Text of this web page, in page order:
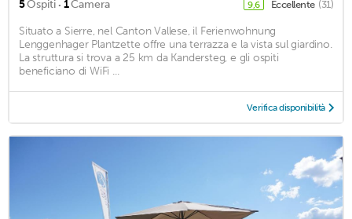
5Ospiti · 1Camera 9,6 Eccellente (31)
Situato a Sierre, nel Canton Vallese, il Ferienwohnung
Lenggenhager Plantzette offre una terrazza e la vista sul giardino.
La struttura si trova a 25 km da Kandersteg, e gli ospiti
beneficiano di WiFi ...
Verifica disponibilità